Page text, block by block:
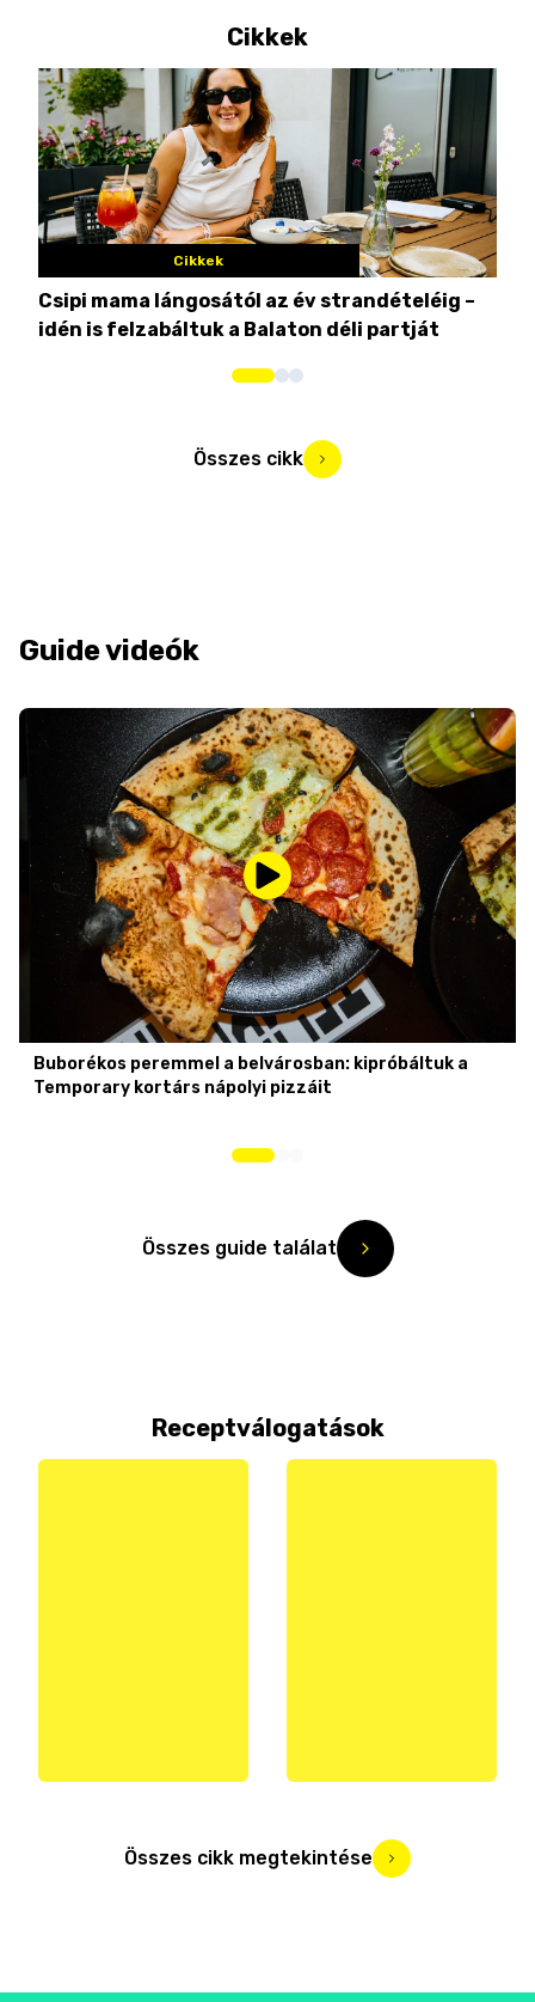
Cikkek
Cikkek
Csipi mama lángosától az év strandételéig –
idén is felzabáltuk a Balaton déli partját
Összes cikk
Guide videók
Buborékos peremmel a belvárosban: kipróbáltuk a
Temporary kortárs nápolyi pizzáit
Összes guide találat
Receptválogatások
Összes cikk megtekintése